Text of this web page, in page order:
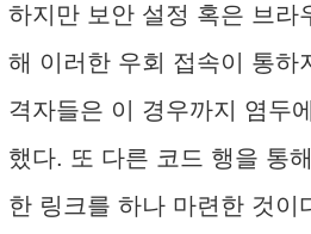
하지만 보안 설정 혹은 브라
해 이러한 우회 접속이 통하
격자들은 이 경우까지 염두
했다. 또 다른 코드 행을 통
한 링크를 하나 마련한 것이